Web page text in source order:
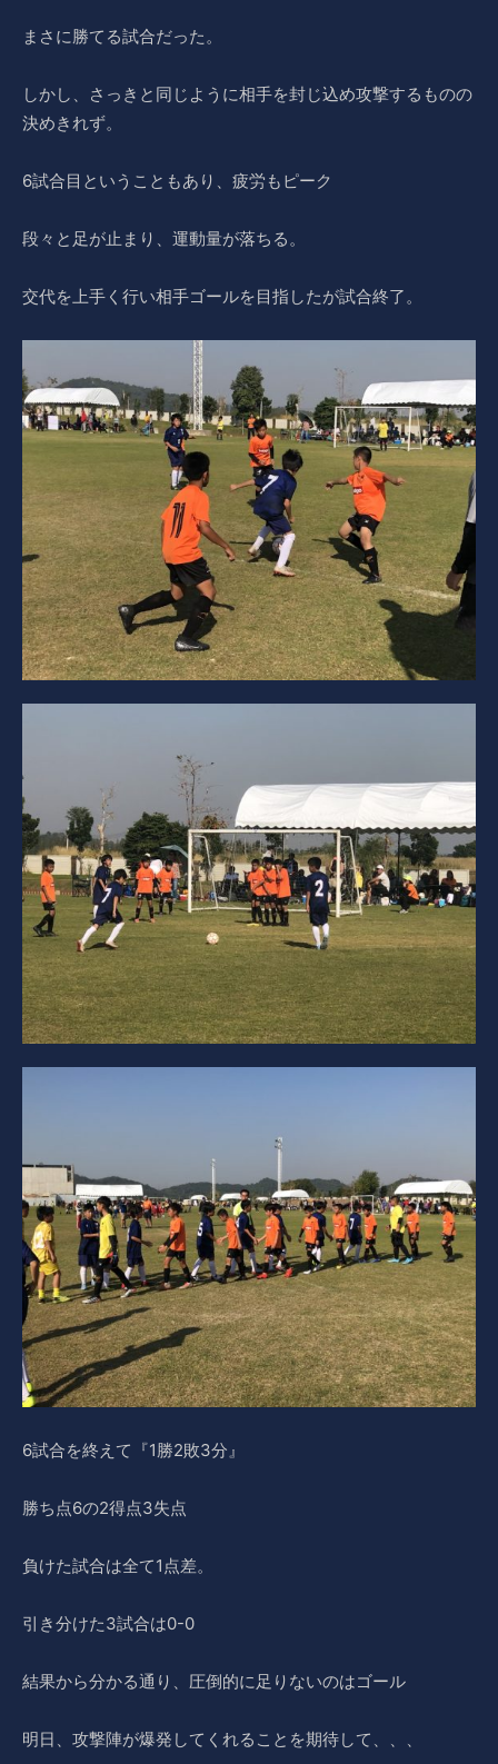
まさに勝てる試合だった。
しかし、さっきと同じように相手を封じ込め攻撃するものの
決めきれず。
6試合目ということもあり、疲労もピーク
段々と足が止まり、運動量が落ちる。
交代を上手く行い相手ゴールを目指したが試合終了。
6試合を終えて『1勝2敗3分』
勝ち点6の2得点3失点
負けた試合は全て1点差。
引き分けた3試合は0-0
結果から分かる通り、圧倒的に足りないのはゴール
明日、攻撃陣が爆発してくれることを期待して、、、